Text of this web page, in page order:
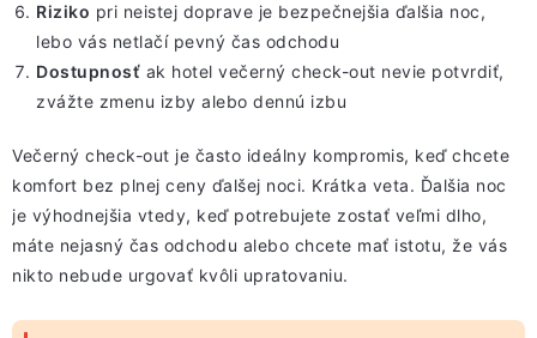
Riziko pri neistej doprave je bezpečnejšia ďalšia noc,
lebo vás netlačí pevný čas odchodu
Dostupnosť ak hotel večerný check-out nevie potvrdiť,
zvážte zmenu izby alebo dennú izbu
Večerný check-out je často ideálny kompromis, keď chcete
komfort bez plnej ceny ďalšej noci. Krátka veta. Ďalšia noc
je výhodnejšia vtedy, keď potrebujete zostať veľmi dlho,
máte nejasný čas odchodu alebo chcete mať istotu, že vás
nikto nebude urgovať kvôli upratovaniu.